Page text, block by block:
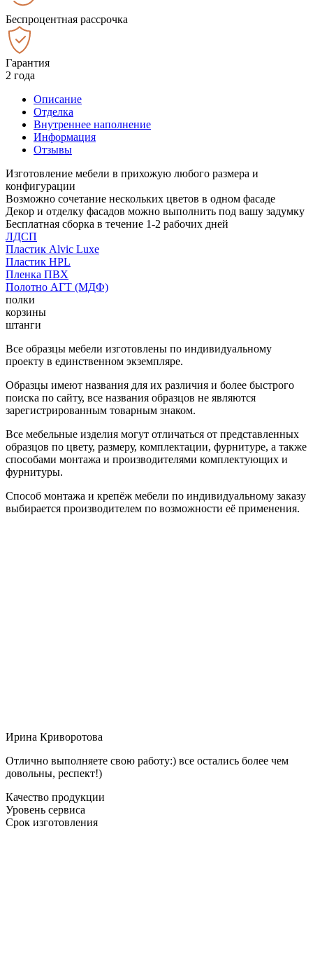
Беспроцентная рассрочка
Гарантия
2 года
Описание
Отделка
Внутреннее наполнение
Информация
Отзывы
Изготовление мебели в прихожую любого размера и
конфигурации
Возможно сочетание нескольких цветов в одном фасаде
Декор и отделку фасадов можно выполнить под вашу задумку
Бесплатная сборка в течение 1-2 рабочих дней
ЛДСП
Пластик Alvic Luxe
Пластик HPL
Пленка ПВХ
Полотно АГТ (МДФ)
полки
корзины
штанги
Все образцы мебели изготовлены по индивидуальному
проекту в единственном экземпляре.
Образцы имеют названия для их различия и более быстрого
поиска по сайту, все названия образцов не являются
зарегистрированным товарным знаком.
Все мебельные изделия могут отличаться от представленных
образцов по цвету, размеру, комплектации, фурнитуре, а также
способами монтажа и производителями комплектующих и
фурнитуры.
Способ монтажа и крепёж мебели по индивидуальному заказу
выбирается производителем по возможности её применения.
Ирина Криворотова
Отлично выполняете свою работу:) все остались более чем
довольны, респект!)
Качество продукции
Уровень сервиса
Срок изготовления